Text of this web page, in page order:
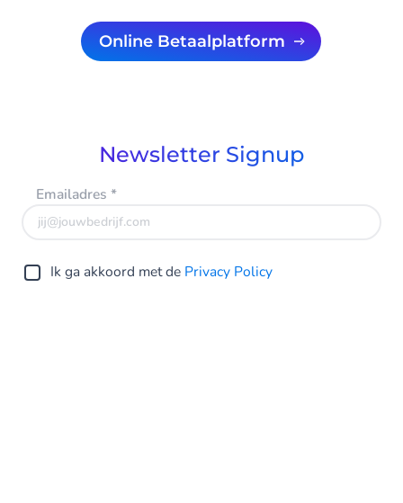
Online Betaalplatform
Newsletter Signup
Emailadres *
Ik ga akkoord met de Privacy Policy